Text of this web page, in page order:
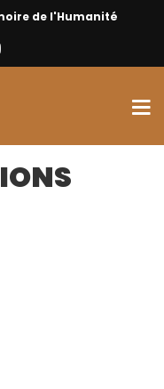
de l'Humanité